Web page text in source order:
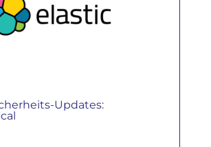
Updates: